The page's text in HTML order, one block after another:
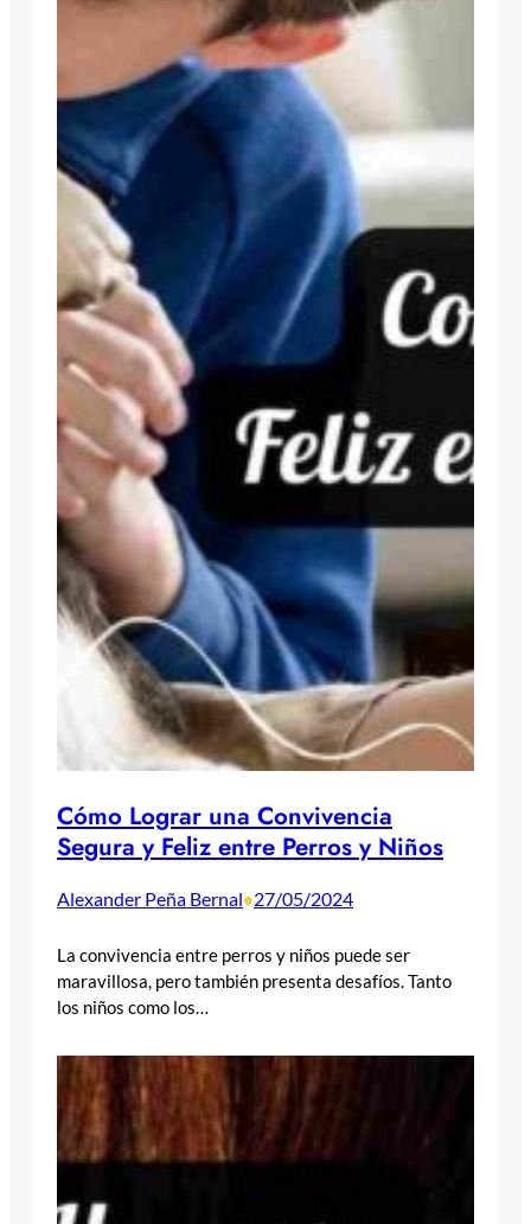
Cómo Lograr una Convivencia
Segura y Feliz entre Perros y Niños
Alexander Peña Bernal•27/05/2024
La convivencia entre perros y niños puede ser
maravillosa, pero también presenta desafíos. Tanto
los niños como los…